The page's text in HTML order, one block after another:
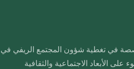
في تغطية شؤون المجتمع الريفي في
الأبعاد الاجتماعية والثقافية